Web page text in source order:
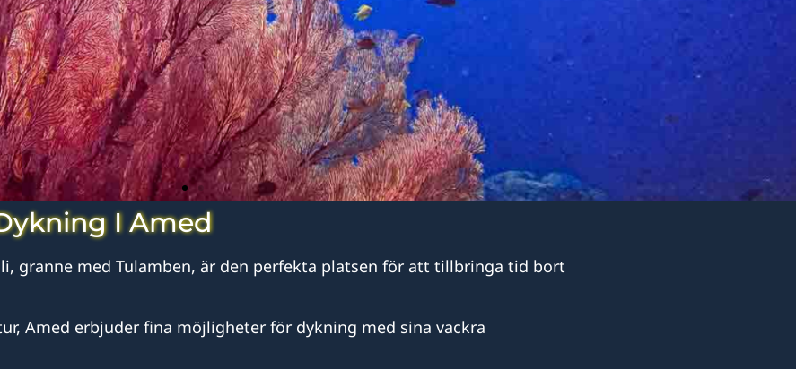
I Amed
granne med Tulamben, är den perfekta platsen för att tillbringa tid bort
Amed erbjuder fina möjligheter för dykning med sina vackra